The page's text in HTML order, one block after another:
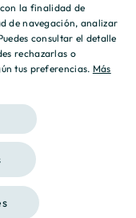
de Cookies
de desarrollo. Cambia a una
this banner
SPANISH
ENGLISH
la finalidad de
de navegación, analizar
consultar el detalle
rechazarlas o
tus preferencias. Más